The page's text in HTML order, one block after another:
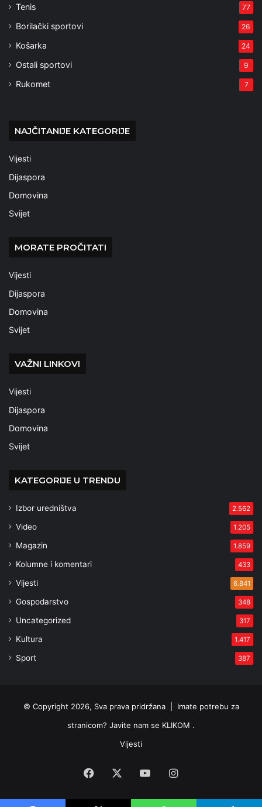
Tenis 77
Borilački sportovi 26
Košarka 24
Ostali sportovi 9
Rukomet 7
NAJČITANIJE KATEGORIJE
Vijesti
Dijaspora
Domovina
Svijet
MORATE PROČITATI
Vijesti
Dijaspora
Domovina
Svijet
VAŽNI LINKOVI
Vijesti
Dijaspora
Domovina
Svijet
KATEGORIJE U TRENDU
Izbor uredništva 2.562
Video 1.205
Magazin 1.859
Kolumne i komentari 433
Vijesti 6.841
Gospodarstvo 348
Uncategorized 317
Kultura 1.417
Sport 387
© Copyright 2026, Sva prava pridržana | Imate potrebu za
stranicom? Javite nam se KLIKOM .
Vijesti
Facebook YouTubeInstagram